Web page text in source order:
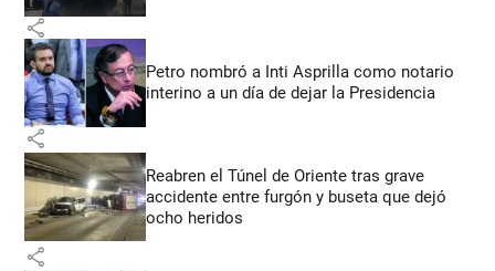
share
Petro nombró a Inti Asprilla como notario
interino a un día de dejar la Presidencia
share
Reabren el Túnel de Oriente tras grave
accidente entre furgón y buseta que dejó
ocho heridos
share